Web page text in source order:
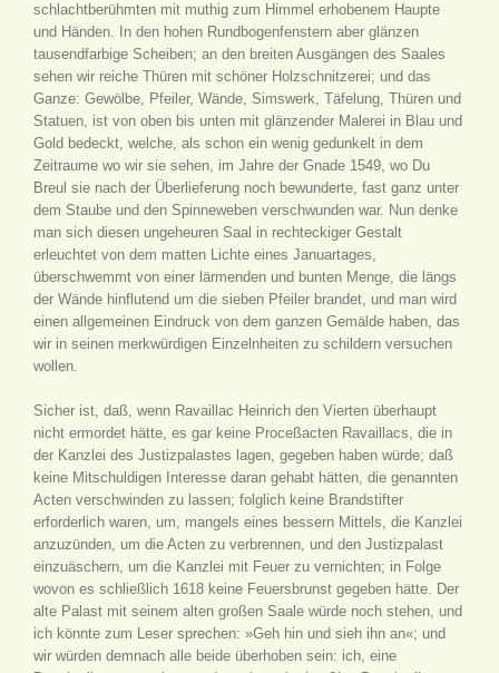
schlachtberühmten mit muthig zum Himmel erhobenem Haupte
und Händen. In den hohen Rundbogenfenstern aber glänzen
tausendfarbige Scheiben; an den breiten Ausgängen des Saales
sehen wir reiche Thüren mit schöner Holzschnitzerei; und das
Ganze: Gewölbe, Pfeiler, Wände, Simswerk, Täfelung, Thüren und
Statuen, ist von oben bis unten mit glänzender Malerei in Blau und
Gold bedeckt, welche, als schon ein wenig gedunkelt in dem
Zeitraume wo wir sie sehen, im Jahre der Gnade 1549, wo Du
Breul sie nach der Überlieferung noch bewunderte, fast ganz unter
dem Staube und den Spinneweben verschwunden war. Nun denke
man sich diesen ungeheuren Saal in rechteckiger Gestalt
erleuchtet von dem matten Lichte eines Januartages,
überschwemmt von einer lärmenden und bunten Menge, die längs
der Wände hinflutend um die sieben Pfeiler brandet, und man wird
einen allgemeinen Eindruck von dem ganzen Gemälde haben, das
wir in seinen merkwürdigen Einzelnheiten zu schildern versuchen
wollen.
Sicher ist, daß, wenn Ravaillac Heinrich den Vierten überhaupt
nicht ermordet hätte, es gar keine Proceßacten Ravaillacs, die in
der Kanzlei des Justizpalastes lagen, gegeben haben würde; daß
keine Mitschuldigen Interesse daran gehabt hätten, die genannten
Acten verschwinden zu lassen; folglich keine Brandstifter
erforderlich waren, um, mangels eines bessern Mittels, die Kanzlei
anzuzünden, um die Acten zu verbrennen, und den Justizpalast
einzuäschern, um die Kanzlei mit Feuer zu vernichten; in Folge
wovon es schließlich 1618 keine Feuersbrunst gegeben hätte. Der
alte Palast mit seinem alten großen Saale würde noch stehen, und
ich könnte zum Leser sprechen: »Geh hin und sieh ihn an«; und
wir würden demnach alle beide überhoben sein: ich, eine